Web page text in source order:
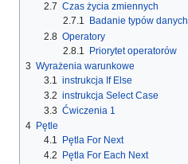
2.7 Czas życia zmiennych
2.7.1
Badanie typów danych
2.8 Operatory
2.8.1
Priorytet operatorów
3 Wyrażenia warunkowe
3.1
instrukcja If Else
3.2 instrukcja Select Case
3.3 Ćwiczenia 1
4
Pętle
4.1
Pętla For Next
4.2
Pętla For Each Next